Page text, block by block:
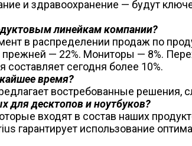
и здравоохранение — будут
линейкам компании?
в распределении продаж по
прежней — 22%. Мониторы — 8%.
сегодня более 10%.
время?
востребованные решения,
десктопов и ноутбуков?
входят в состав наших
гарантирует использование